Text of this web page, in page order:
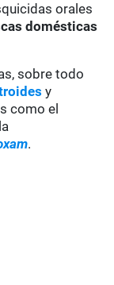
orales
domésticas
sobre todo
y
como el
la
.